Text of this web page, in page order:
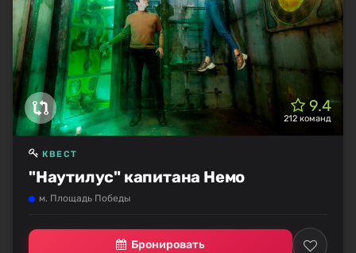
9.4
212 команд
"Наутилус" капитана Немо
КВЕСТ
м. Площадь Победы
Бронировать